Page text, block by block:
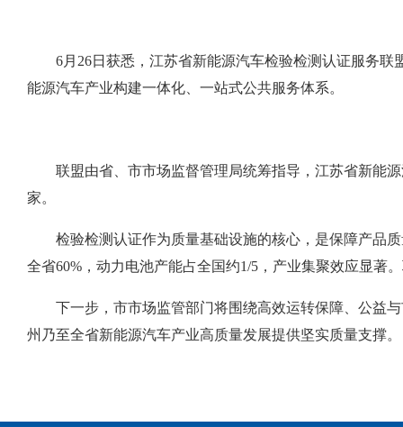
6月26日获悉，江苏省新能源汽车检验检测认证服务联
能源汽车产业构建一体化、一站式公共服务体系。
联盟由省、市市场监督管理局统筹指导，江苏省新能源
家。
检验检测认证作为质量基础设施的核心，是保障产品质
全省60%，动力电池产能占全国约1/5，产业集聚效应显著
下一步，市市场监管部门将围绕高效运转保障、公益与
州乃至全省新能源汽车产业高质量发展提供坚实质量支撑。